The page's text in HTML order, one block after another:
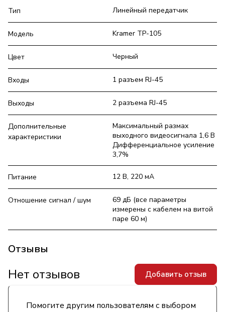
Тип Линейный передатчик
Модель Kramer TP-105
Цвет Черный
Входы 1 разъем RJ-45
Выходы 2 разъема RJ-45
Дополнительные
характеристики
Максимальный размах
выходного видеосигнала 1,6 В
Дифференциальное усиление
3,7%
Питание 12 В, 220 мА
Отношение сигнал / шум
69 дБ (все параметры
измерены с кабелем на витой
паре 60 м)
Отзывы
Помогите другим пользователям с выбором
Нет отзывов Добавить отзыв